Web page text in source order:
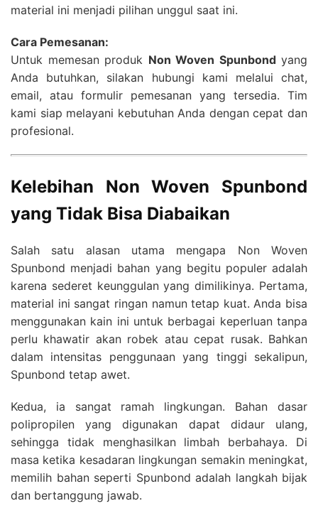
material ini menjadi pilihan unggul saat ini.
Cara Pemesanan:
Untuk memesan produk Non Woven Spunbondyang
Anda butuhkan, silakan hubungi kami melalui chat,
email, atau formulir pemesanan yang tersedia. Tim
kami siap melayani kebutuhan Anda dengan cepat dan
profesional.
Kelebihan Non Woven Spunbond
yang Tidak Bisa Diabaikan
Salah satu alasan utama mengapa Non Woven
Spunbond menjadi bahan yang begitu populer adalah
karena sederet keunggulan yang dimilikinya. Pertama,
material ini sangat ringan namun tetap kuat. Anda bisa
menggunakan kain ini untuk berbagai keperluan tanpa
perlu khawatir akan robek atau cepat rusak. Bahkan
dalam intensitas penggunaan yang tinggi sekalipun,
Spunbond tetap awet.
Kedua, ia sangat ramah lingkungan. Bahan dasar
polipropilen yang digunakan dapat didaur ulang,
sehingga tidak menghasilkan limbah berbahaya. Di
masa ketika kesadaran lingkungan semakin meningkat,
memilih bahan seperti Spunbond adalah langkah bijak
dan bertanggung jawab.